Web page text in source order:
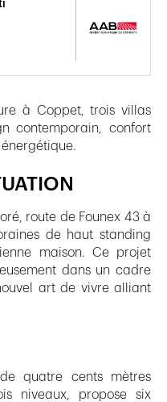
à Coppet, trois villas
contemporain, confort
route de Founex 43 à
de haut standing
maison. Ce projet
dans un cadre
art de vivre alliant
quatre cents mètres
niveaux, propose six